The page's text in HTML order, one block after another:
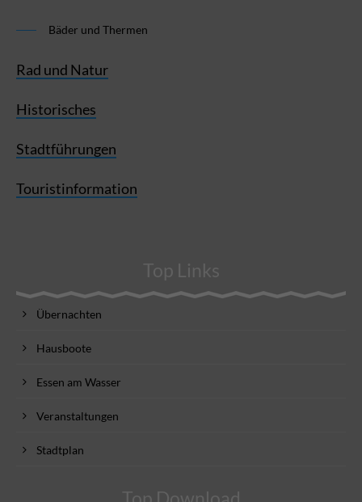
Bäder und Thermen
Rad und Natur
Historisches
Stadtführungen
Touristinformation
Top Links
Übernachten
Hausboote
Essen am Wasser
Veranstaltungen
Stadtplan